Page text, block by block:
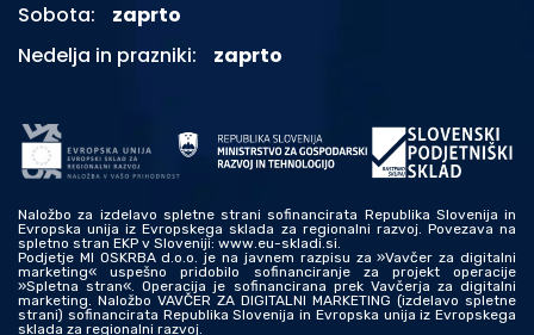
Sobota:
zaprto
Nedelja in prazniki:
zaprto
Naložbo za izdelavo spletne strani sofinancirata Republika Slovenija in
Evropska unija iz Evropskega sklada za regionalni razvoj. Povezava na
spletno stran EKP v Sloveniji: www.eu-skladi.si.
Podjetje MI OSKRBA d.o.o. je na javnem razpisu za »Vavčer za digitalni
marketing« uspešno pridobilo sofinanciranje za projekt operacije
»Spletna stran«. Operacija je sofinancirana prek Vavčerja za digitalni
marketing. Naložbo VAVČER ZA DIGITALNI MARKETING (izdelavo spletne
strani) sofinancirata Republika Slovenija in Evropska unija iz Evropskega
sklada za regionalni razvoj.